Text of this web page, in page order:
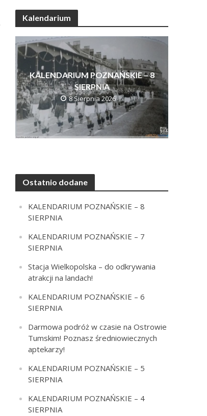
Kalendarium
KALENDARIUM POZNAŃSKIE – 8
SIERPNIA
8 Sierpnia 2026
Ostatnio dodane
KALENDARIUM POZNAŃSKIE – 8
SIERPNIA
KALENDARIUM POZNAŃSKIE – 7
SIERPNIA
Stacja Wielkopolska – do odkrywania
atrakcji na landach!
KALENDARIUM POZNAŃSKIE – 6
SIERPNIA
Darmowa podróż w czasie na Ostrowie
Tumskim! Poznasz średniowiecznych
aptekarzy!
KALENDARIUM POZNAŃSKIE – 5
SIERPNIA
KALENDARIUM POZNAŃSKIE – 4
SIERPNIA